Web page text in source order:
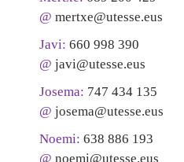
@ mertxe@utesse.eus
Javi: 660 998 390
@ javi@utesse.eus
Josema: 747 434 135
@ josema@utesse.eus
Noemi: 638 886 193
@ noemi@utesse.eus